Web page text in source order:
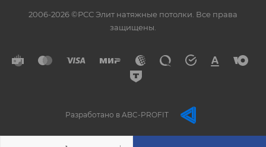
2006-2026 ©РСС Элит натяжные потолки. Все права
защищены.
Разработано в ABC-PROFIT